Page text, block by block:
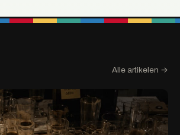
Alle artikelen →